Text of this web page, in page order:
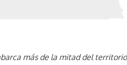
más de la mitad del